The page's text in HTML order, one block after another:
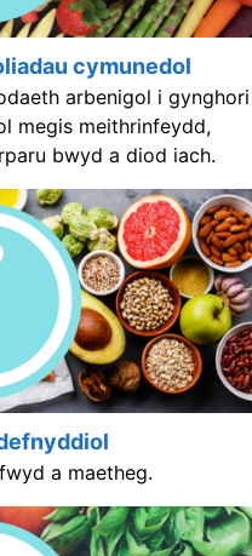
cymunedol
arbenigol i gynghori
megis meithrinfeydd,
bwyd a diod iach.
a maetheg.